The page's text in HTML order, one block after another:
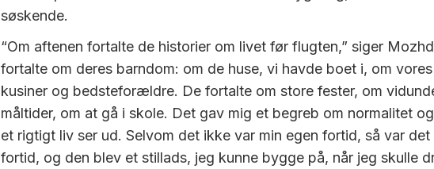
søskende.
“Om aftenen fortalte de historier om livet før flugten,” siger
fortalte om deres barndom: om de huse, vi havde boet i, om
kusiner og bedsteforældre. De fortalte om store fester, om
måltider, om at gå i skole. Det gav mig et begreb om normalitet
et rigtigt liv ser ud. Selvom det ikke var min egen fortid, så var det
fortid, og den blev et stillads, jeg kunne bygge på, når jeg skulle